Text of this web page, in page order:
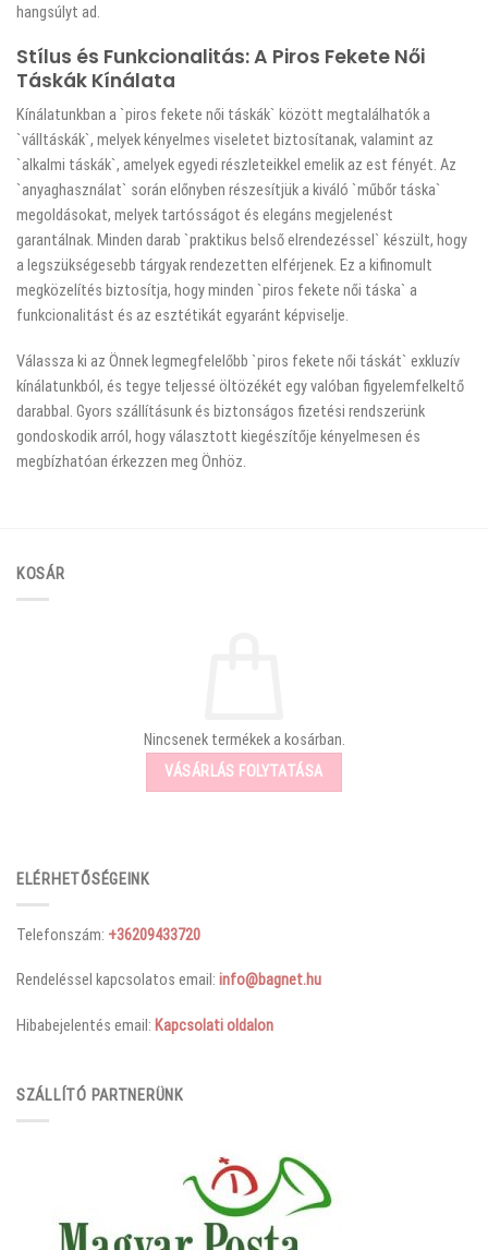
hangsúlyt ad.
Stílus és Funkcionalitás: A Piros Fekete Női
Táskák Kínálata
Kínálatunkban a `piros fekete női táskák` között megtalálhatók a
`válltáskák`, melyek kényelmes viseletet biztosítanak, valamint az
`alkalmi táskák`, amelyek egyedi részleteikkel emelik az est fényét. Az
`anyaghasználat` során előnyben részesítjük a kiváló `műbőr táska`
megoldásokat, melyek tartósságot és elegáns megjelenést
garantálnak. Minden darab `praktikus belső elrendezéssel` készült, hogy
a legszükségesebb tárgyak rendezetten elférjenek. Ez a kifinomult
megközelítés biztosítja, hogy minden `piros fekete női táska` a
funkcionalitást és az esztétikát egyaránt képviselje.
Válassza ki az Önnek legmegfelelőbb `piros fekete női táskát` exkluzív
kínálatunkból, és tegye teljessé öltözékét egy valóban figyelemfelkeltő
darabbal. Gyors szállításunk és biztonságos fizetési rendszerünk
gondoskodik arról, hogy választott kiegészítője kényelmesen és
megbízhatóan érkezzen meg Önhöz.
KOSÁR
Nincsenek termékek a kosárban.
VÁSÁRLÁS FOLYTATÁSA
ELÉRHETŐSÉGEINK
Telefonszám: +36209433720
Rendeléssel kapcsolatos email: info@bagnet.hu
Hibabejelentés email: Kapcsolati oldalon
SZÁLLÍTÓ PARTNERÜNK